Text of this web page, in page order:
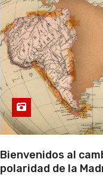
Bienvenidos al
polaridad de la